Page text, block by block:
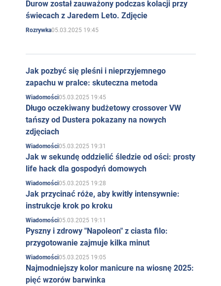
Durow został zauważony podczas kolacji przy
świecach z Jaredem Leto. Zdjęcie
Rozrywka05.03.2025 19:45
Jak pozbyć się pleśni i nieprzyjemnego
zapachu w pralce: skuteczna metoda
Wiadomości05.03.2025 19:45
Długo oczekiwany budżetowy crossover VW
tańszy od Dustera pokazany na nowych
zdjęciach
Wiadomości05.03.2025 19:31
Jak w sekundę oddzielić śledzie od ości: prosty
life hack dla gospodyń domowych
Wiadomości05.03.2025 19:28
Jak przycinać róże, aby kwitły intensywnie:
instrukcje krok po kroku
Wiadomości05.03.2025 19:11
Pyszny i zdrowy "Napoleon" z ciasta filo:
przygotowanie zajmuje kilka minut
Wiadomości05.03.2025 19:05
Najmodniejszy kolor manicure na wiosnę 2025:
pięć wzorów barwinka